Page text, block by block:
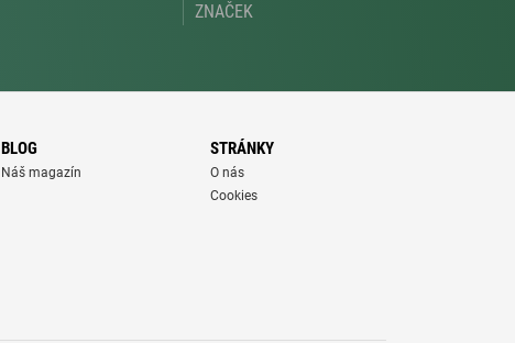
ZNAČEK
BLOG
Náš magazín
STRÁNKY
O nás
Cookies